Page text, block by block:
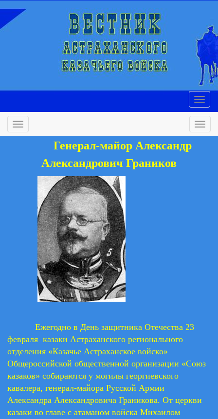
Генерал-майор Александр
Александрович Граников
Ежегодно в День защитника Отечества 23
февраля казаки Астраханского регионального
отделения «Казачье Астраханское войско»
Общероссийской общественной организации «Союз
казаков» собираются у могилы георгиевского
кавалера, генерал-майора Русской Армии
Александра Александровича Граникова. От церкви
казаки во главе с атаманом войска Михаилом